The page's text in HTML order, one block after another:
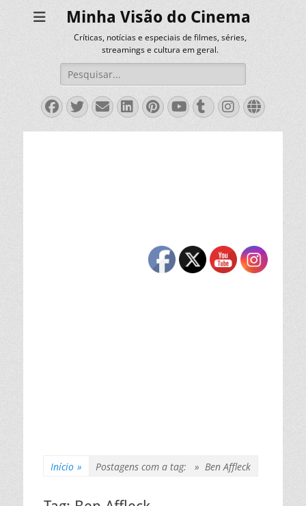
Minha Visão do Cinema
Críticas, notícias e especiais de filmes, séries,
streamings e cultura em geral.
Pesquisar
por:
Facebook
Twitter
EmailLinkedIn
Pinterest
YouTube
Tumblr
Início » Postagens com a tag: » Ben Affleck